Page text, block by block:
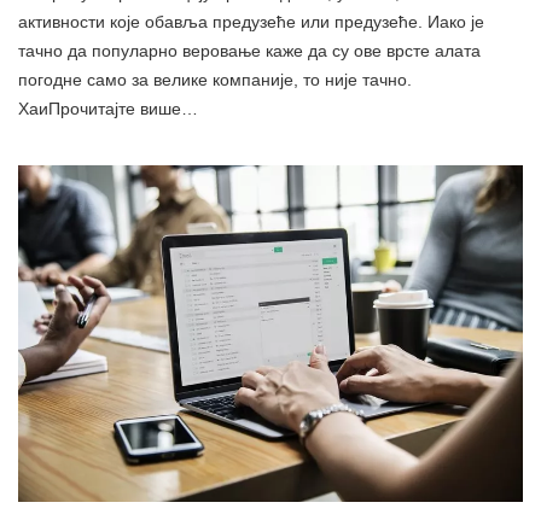
активности које обавља предузеће или предузеће. Иако је
тачно да популарно веровање каже да су ове врсте алата
погодне само за велике компаније, то није тачно.
ХаиПрочитајте више…